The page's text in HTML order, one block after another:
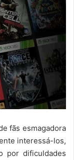
fãs esmagadora
interessá-los,
por dificuldades